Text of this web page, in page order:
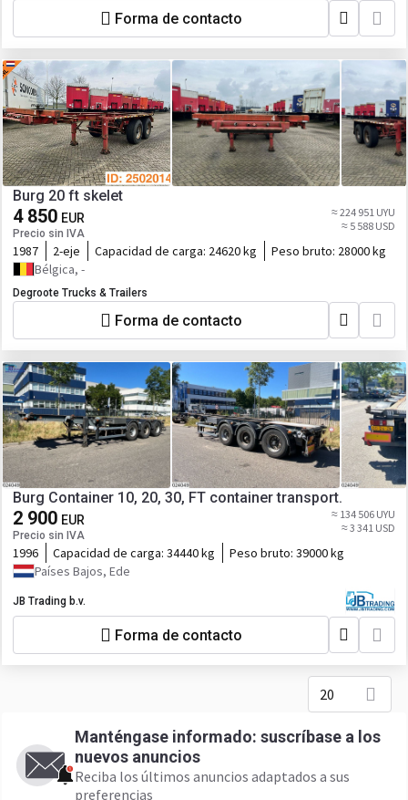
Forma de contacto
Burg 20 ft skelet
4 850 EUR
Precio sin IVA
≈ 224 951 UYU
≈ 5 588 USD
1987 2-eje Capacidad de carga: 24620 kg Peso bruto: 28000 kg
Bélgica, -
Degroote Trucks & Trailers
Forma de contacto
Burg Container 10, 20, 30, FT container transport.
2 900 EUR
Precio sin IVA
≈ 134 506 UYU
≈ 3 341 USD
1996 Capacidad de carga: 34440 kg Peso bruto: 39000 kg
Países Bajos, Ede
JB Trading b.v.
Forma de contacto
20
Manténgase informado: suscríbase a los
nuevos anuncios
Reciba los últimos anuncios adaptados a sus
preferencias